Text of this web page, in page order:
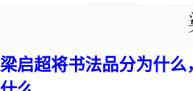
梁启超将书法品分为什么